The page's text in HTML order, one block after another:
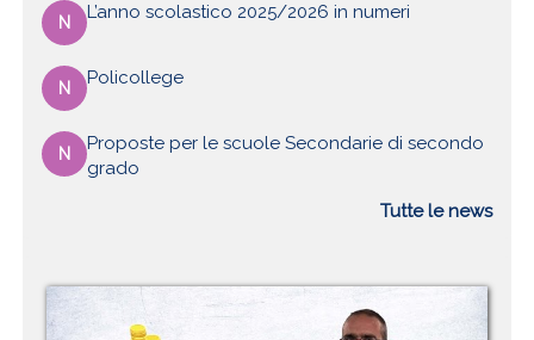
N L’anno scolastico 2025/2026 in numeri
N Policollege
N
Proposte per le scuole Secondarie di secondo
grado
Tutte le news